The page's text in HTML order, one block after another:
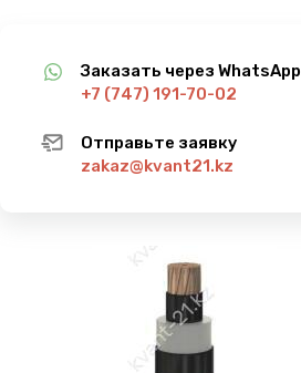
Заказать через WhatsApp
+7 (747) 191-70-02
Отправьте заявку
zakaz@kvant21.kz